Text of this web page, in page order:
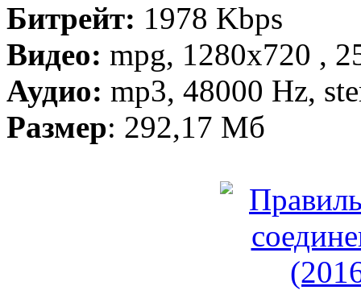
Битрейт: 1978 Kbps
Видео: mpg, 1280х720 ,
Аудио: mp3, 48000 Hz,
Размер: 292,17 Мб